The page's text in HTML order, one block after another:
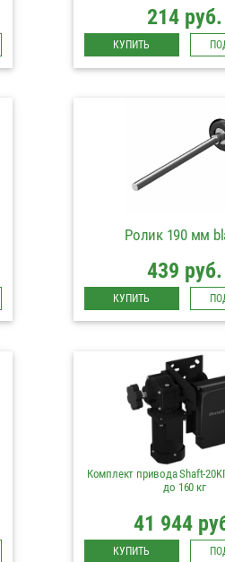
214 руб.
КУПИТЬ
Ролик 190 мм
439 руб.
КУПИТЬ
Комплект привода Shaft-
до 160 кг
41 944
КУПИТЬ